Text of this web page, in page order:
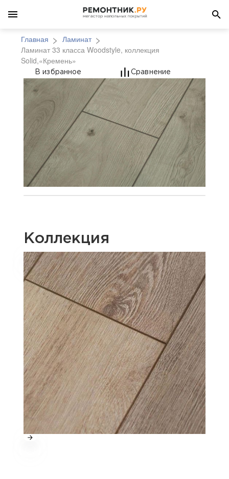
Главная
Ламинат
Ламинат 33 класса Woodstyle, коллекция
Solid,«Кремень»
Ламинат 33 класса
В избранное Сравнение
Коллекция